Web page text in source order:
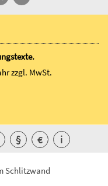
Schlitzwand
zzgl. MwSt.
§ € i